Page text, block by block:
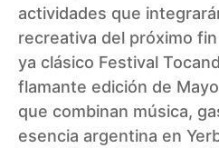
actividades que
recreativa del próximo
ya clásico Festival
flamante edición de
que combinan música,
esencia argentina en